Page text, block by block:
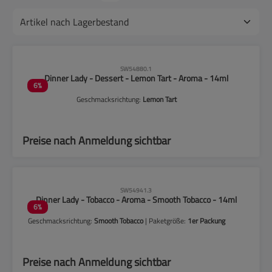
6%
SW54880.1
Dinner Lady - Dessert - Lemon Tart - Aroma - 14ml
Geschmacksrichtung: Lemon Tart
Preise nach Anmeldung sichtbar
6%
SW54941.3
Dinner Lady - Tobacco - Aroma - Smooth Tobacco - 14ml
Geschmacksrichtung:Smooth Tobacco | Paketgröße: 1er Packung
Preise nach Anmeldung sichtbar